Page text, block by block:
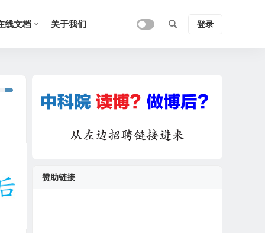
线文档 关于我们 登录
赞助链接